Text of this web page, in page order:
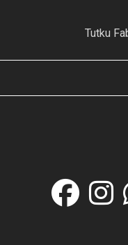
Tutku